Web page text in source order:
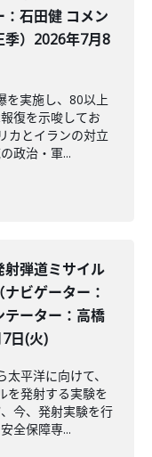
：石田健 コメン
季）2026年7月8
を実施し、80以上
復を示唆してお
カとイランの対立
政治・軍...
射弾道ミサイル
ビゲーター：
テーター：高橋
日(火)
平洋に向けて、
発射する実験を
今、発射実験を行
全保障専...